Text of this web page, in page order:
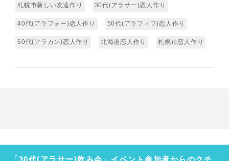
札幌市新しい友達作り 30代(アラサー)恋人作り
40代(アラフォー)恋人作り 50代(アラフィフ)恋人作り
60代(アラカン)恋人作り 北海道恋人作り 札幌市恋人作り